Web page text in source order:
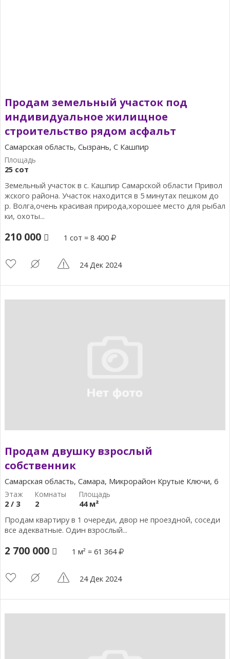
Продам земельный участок под
индивидуальное жилищное
строительство рядом асфальт
Самарская область, Сызрань, С Кашпир
25 сот
Земельный участок в с. Кашпир Самарской области Привол
жского района. Участок находится в 5 минутах пешком до
р. Волга,очень красивая природа,хорошее место для рыбал
ки, охоты...
210 000 1 сот = 8 400
24 Дек 2024
Продам двушку взрослый
собственник
Самарская область, Самара, Микрорайон Крутые Ключи, 6
2 / 3 2
44 м²
Продам квартиру в 1 очереди, двор не проездной, соседи
все адекватные. Один взрослый...
2 700 000 1 м² = 61 364
24 Дек 2024